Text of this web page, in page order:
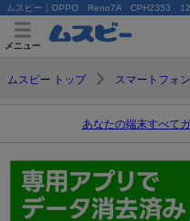
ムスビー｜OPPO Reno7A CPH2353
メニュー
ムスビー トップ スマートフォン
あなたの端末すべて